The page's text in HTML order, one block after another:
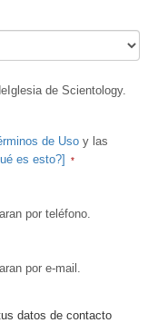
de Scientology.
de Uso y las
es esto?]
por teléfono.
por e-mail.
datos de contacto